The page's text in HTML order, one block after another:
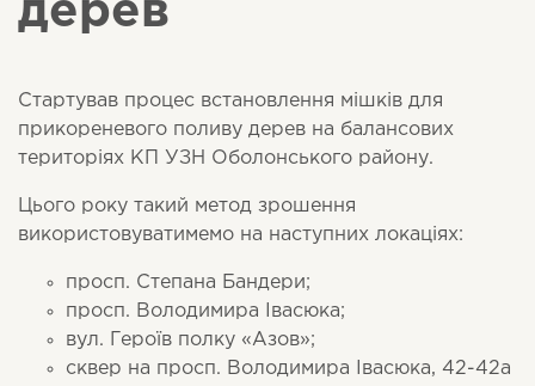
дерев
Стартував процес встановлення мішків для
прикореневого поливу дерев на балансових
територіях КП УЗН Оболонського району.
Цього року такий метод зрошення
використовуватимемо на наступних локаціях:
просп. Степана Бандери;
просп. Володимира Івасюка;
вул. Героїв полку «Азов»;
сквер на просп. Володимира Івасюка, 42-42а